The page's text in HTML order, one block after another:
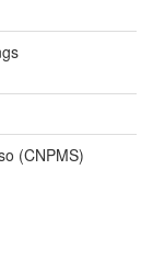
(CNPMS)